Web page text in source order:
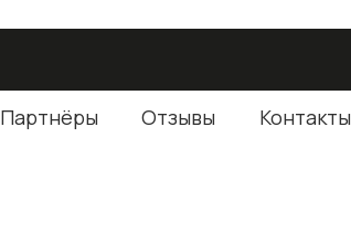
Партнёры Отзывы Контакты